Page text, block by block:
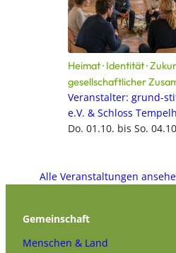
Heimat · Identität ·
gesellschaftlicher
Veranstalter: grund-
e.V. & Schloss
Do. 01.10. bis So.
Alle Veranstaltungen
Gemeinschaft
Menschen & Land